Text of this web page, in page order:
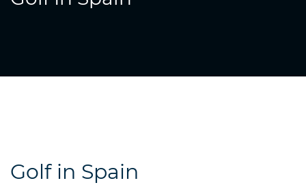
Golf in Spain